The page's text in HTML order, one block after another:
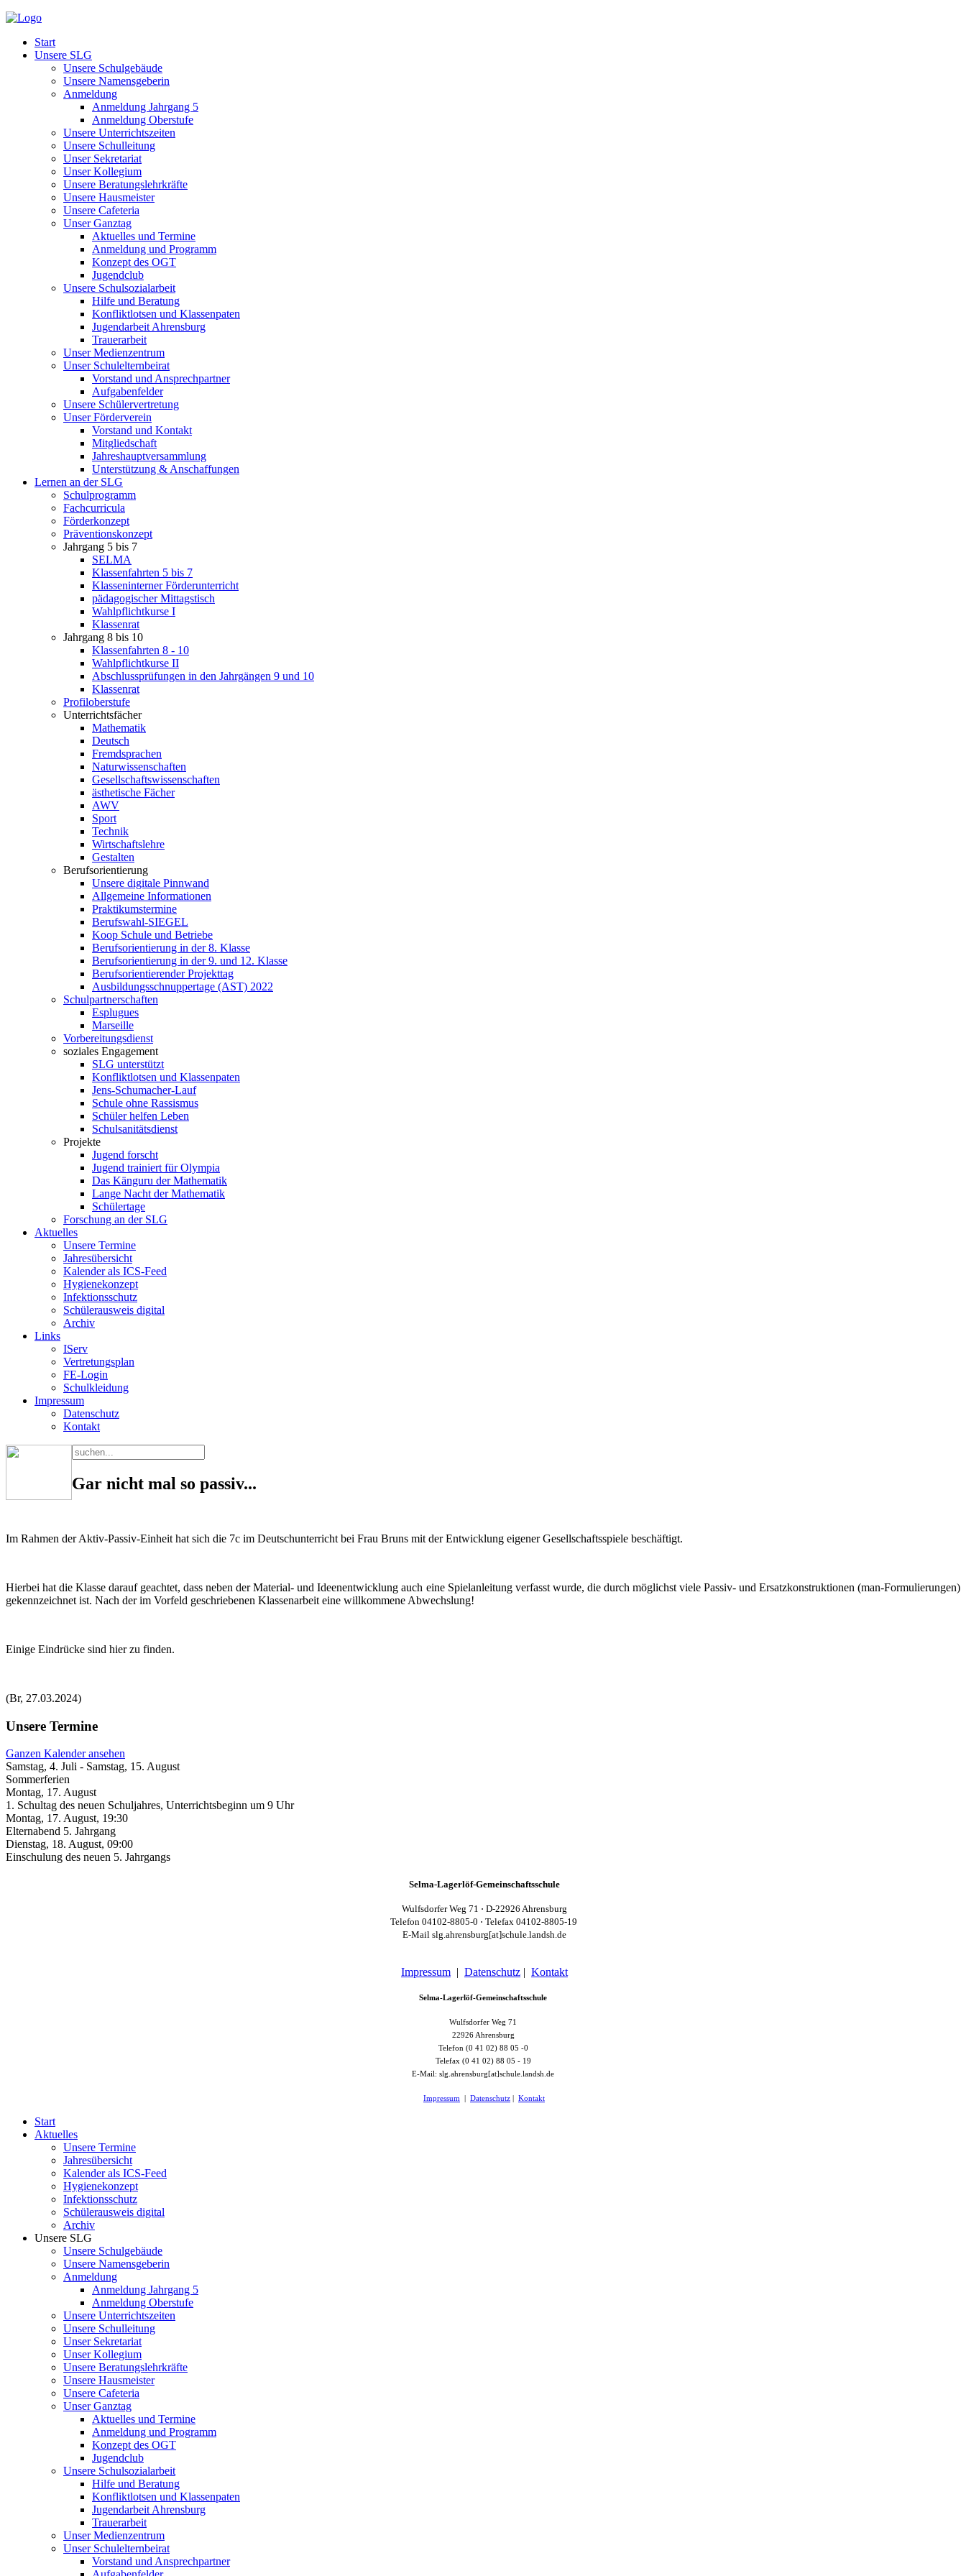
Start
Unsere SLG
Unsere Schulgebäude
Unsere Namensgeberin
Anmeldung
Anmeldung Jahrgang 5
Anmeldung Oberstufe
Unsere Unterrichtszeiten
Unsere Schulleitung
Unser Sekretariat
Unser Kollegium
Unsere Beratungslehrkräfte
Unsere Hausmeister
Unsere Cafeteria
Unser Ganztag
Aktuelles und Termine
Anmeldung und Programm
Konzept des OGT
Jugendclub
Unsere Schulsozialarbeit
Hilfe und Beratung
Konfliktlotsen und Klassenpaten
Jugendarbeit Ahrensburg
Trauerarbeit
Unser Medienzentrum
Unser Schulelternbeirat
Vorstand und Ansprechpartner
Aufgabenfelder
Unsere Schülervertretung
Unser Förderverein
Vorstand und Kontakt
Mitgliedschaft
Jahreshauptversammlung
Unterstützung & Anschaffungen
Lernen an der SLG
Schulprogramm
Fachcurricula
Förderkonzept
Präventionskonzept
Jahrgang 5 bis 7
SELMA
Klassenfahrten 5 bis 7
Klasseninterner Förderunterricht
pädagogischer Mittagstisch
Wahlpflichtkurse I
Klassenrat
Jahrgang 8 bis 10
Klassenfahrten 8 - 10
Wahlpflichtkurse II
Abschlussprüfungen in den Jahrgängen 9 und 10
Klassenrat
Profiloberstufe
Unterrichtsfächer
Mathematik
Deutsch
Fremdsprachen
Naturwissenschaften
Gesellschaftswissenschaften
ästhetische Fächer
AWV
Sport
Technik
Wirtschaftslehre
Gestalten
Berufsorientierung
Unsere digitale Pinnwand
Allgemeine Informationen
Praktikumstermine
Berufswahl-SIEGEL
Koop Schule und Betriebe
Berufsorientierung in der 8. Klasse
Berufsorientierung in der 9. und 12. Klasse
Berufsorientierender Projekttag
Ausbildungsschnuppertage (AST) 2022
Schulpartnerschaften
Esplugues
Marseille
Vorbereitungsdienst
soziales Engagement
SLG unterstützt
Konfliktlotsen und Klassenpaten
Jens-Schumacher-Lauf
Schule ohne Rassismus
Schüler helfen Leben
Schulsanitätsdienst
Projekte
Jugend forscht
Jugend trainiert für Olympia
Das Känguru der Mathematik
Lange Nacht der Mathematik
Schülertage
Forschung an der SLG
Aktuelles
Unsere Termine
Jahresübersicht
Kalender als ICS-Feed
Hygienekonzept
Infektionsschutz
Schülerausweis digital
Archiv
Links
IServ
Vertretungsplan
FE-Login
Schulkleidung
Impressum
Datenschutz
Kontakt
Gar nicht mal so passiv...
Im Rahmen der Aktiv-Passiv-Einheit hat sich die 7c im Deutschunterricht bei Frau Bruns mit der Entwicklung eigener Gesellschaftsspiele beschäftigt.
Hierbei hat die Klasse darauf geachtet, dass neben der Material- und Ideenentwicklung auch eine Spielanleitung verfasst wurde, die durch möglichst viele Passiv- und Ersatzkonstruktionen (man-Formulierungen)
gekennzeichnet ist. Nach der im Vorfeld geschriebenen Klassenarbeit eine willkommene Abwechslung!
Einige Eindrücke sind hier zu finden.
(Br, 27.03.2024)
Unsere Termine
Ganzen Kalender ansehen
Samstag, 4. Juli - Samstag, 15. August
Sommerferien
Montag, 17. August
1. Schultag des neuen Schuljahres, Unterrichtsbeginn um 9 Uhr
Montag, 17. August, 19:30
Elternabend 5. Jahrgang
Dienstag, 18. August, 09:00
Einschulung des neuen 5. Jahrgangs
Selma-Lagerlöf-Gemeinschaftsschule
Wulfsdorfer Weg 71 ⋅ D-22926 Ahrensburg
Telefon 04102-8805-0 ⋅ Telefax 04102-8805-19
E-Mail slg.ahrensburg[at]schule.landsh.de
Impressum | Datenschutz | Kontakt
Selma-Lagerlöf-Gemeinschaftsschule
Wulfsdorfer Weg 71
22926 Ahrensburg
Telefon (0 41 02) 88 05 -0
Telefax (0 41 02) 88 05 - 19
E-Mail: slg.ahrensburg[at]schule.landsh.de
Impressum Datenschutz Kontakt
Start
Aktuelles
Unsere Termine
Jahresübersicht
Kalender als ICS-Feed
Hygienekonzept
Infektionsschutz
Schülerausweis digital
Archiv
Unsere SLG
Unsere Schulgebäude
Unsere Namensgeberin
Anmeldung
Anmeldung Jahrgang 5
Anmeldung Oberstufe
Unsere Unterrichtszeiten
Unsere Schulleitung
Unser Sekretariat
Unser Kollegium
Unsere Beratungslehrkräfte
Unsere Hausmeister
Unsere Cafeteria
Unser Ganztag
Aktuelles und Termine
Anmeldung und Programm
Konzept des OGT
Jugendclub
Unsere Schulsozialarbeit
Hilfe und Beratung
Konfliktlotsen und Klassenpaten
Jugendarbeit Ahrensburg
Trauerarbeit
Unser Medienzentrum
Unser Schulelternbeirat
Vorstand und Ansprechpartner